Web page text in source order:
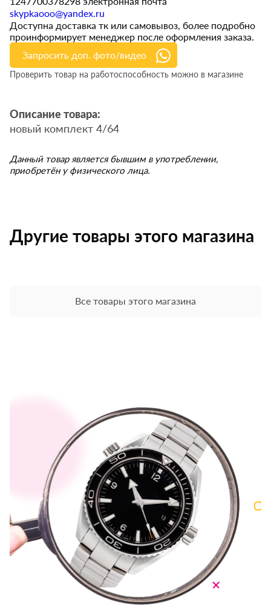
skypkaooo@yandex.ru
Доступна доставка тк или самовывоз, более подробно
проинформирует менеджер после оформления заказа.
Запросить доп. фото/видео
Проверить товар на работоспособность можно в магазине
Описание товара:
новый комплект 4/64
Данный товар является бывшим в употреблении,
приобретён у физического лица.
Другие товары этого магазина
Все товары этого магазина